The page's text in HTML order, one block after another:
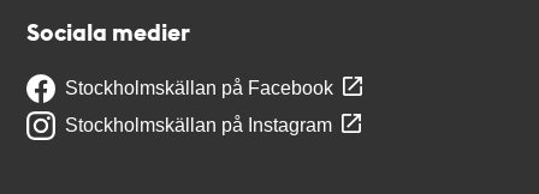
Sociala medier
Stockholmskällan på Facebook
Stockholmskällan på Instagram